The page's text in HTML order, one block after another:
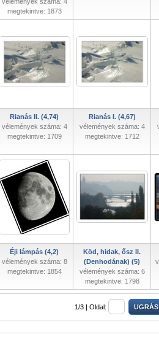
megtekintve: 1873
Rianás II. (4,74)
vélemények száma: 4
megtekintve: 1709
Rianás I. (4,67)
vélemények száma: 4
megtekintve: 1712
Éji lámpás (4,2)
vélemények száma: 8
megtekintve: 1854
Köd, hidak, ősz II.
(Denhodának) (5)
vélemények száma: 6
megtekintve: 1798
1/3 | Oldal: